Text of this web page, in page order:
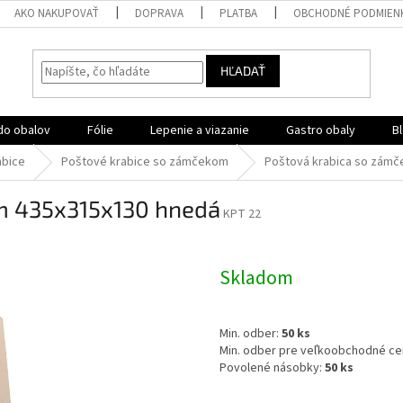
AKO NAKUPOVAŤ DOPRAVA PLATBA OBCHODNÉ
HĽADAŤ
obalov Fólie Lepenie a viazanie Gastro obaly
Poštové krabice so zámčekom Poštová krabica so
435x315x130 hnedá KPT 22
Skladom
Min. odber: 50 ks
Min. odber pre veľkoobchodné
Povolené násobky: 50 ks